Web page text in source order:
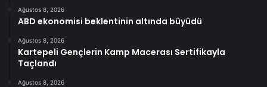
Ağustos 8, 2026
ABD ekonomisi beklentinin altında büyüdü
Ağustos 8, 2026
Kartepeli Gençlerin Kamp Macerası Sertifikayla
Taçlandı
Ağustos 8, 2026